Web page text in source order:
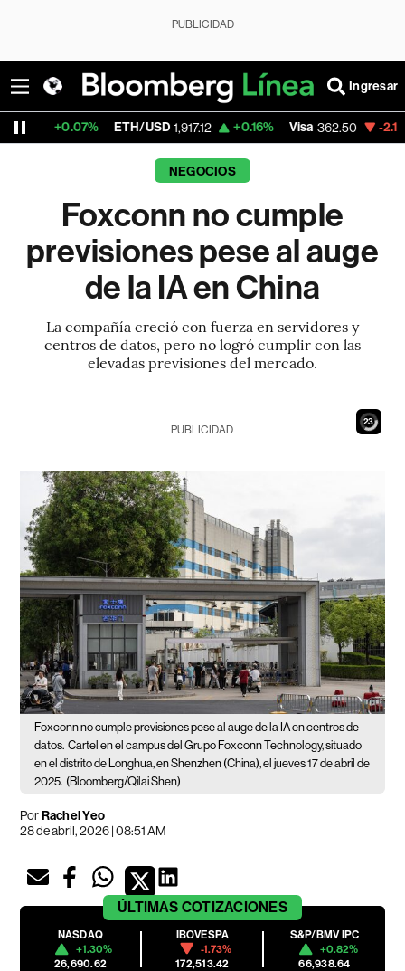
PUBLICIDAD
Ingresar
ETH/USD 1,917.12 +0.16% Visa 362.50 -2.15%
NEGOCIOS
Foxconn no cumple
previsiones pese al auge
de la IA en China
La compañía creció con fuerza en servidores y
centros de datos, pero no logró cumplir con las
elevadas previsiones del mercado.
21
PUBLICIDAD
Foxconn no cumple previsiones pese al auge de la IA en centros de
datos. Cartel en el campus del Grupo Foxconn Technology, situado
en el distrito de Longhua, en Shenzhen (China), el jueves 17 de abril de
2025. (Bloomberg/Qilai Shen)
PorRachel Yeo
28 de abril, 2026 | 08:51 AM
ÚLTIMAS COTIZACIONES
NASDAQ
+1.30%
26,690.62
IBOVESPA
-1.73%
172,513.42
S&P/BMV IPC
+0.82%
66,938.64